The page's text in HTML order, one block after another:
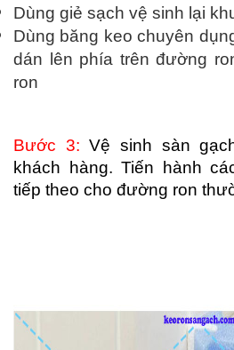
Dùng giẻ sạch vệ sinh lại
Dùng băng keo chuyên
dán lên phía trên đường
ron
Bước 3: Vệ sinh sàn
khách hàng. Tiến hành
tiếp theo cho đường ron